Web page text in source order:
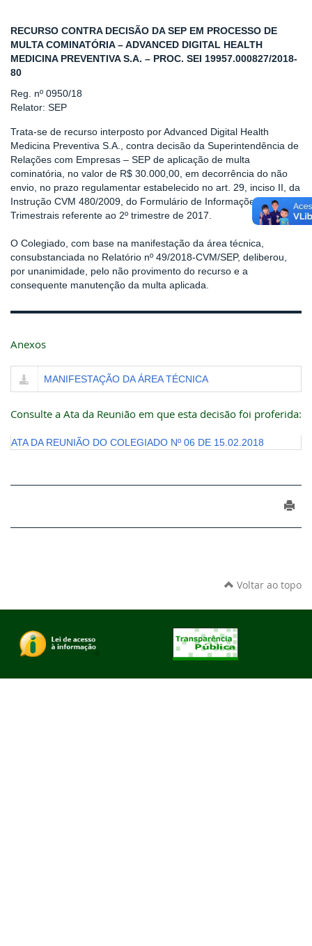
RECURSO CONTRA DECISÃO DA SEP EM PROCESSO DE
MULTA COMINATÓRIA – ADVANCED DIGITAL HEALTH
MEDICINA PREVENTIVA S.A. – PROC. SEI 19957.000827/2018-
80
Reg. nº 0950/18
Relator: SEP
Trata-se de recurso interposto por Advanced Digital Health
Medicina Preventiva S.A., contra decisão da Superintendência de
Relações com Empresas – SEP de aplicação de multa
cominatória, no valor de R$ 30.000,00, em decorrência do não
envio, no prazo regulamentar estabelecido no art. 29, inciso II, da
Instrução CVM 480/2009, do Formulário de Informações
Trimestrais referente ao 2º trimestre de 2017.
O Colegiado, com base na manifestação da área técnica,
consubstanciada no Relatório nº 49/2018-CVM/SEP, deliberou,
por unanimidade, pelo não provimento do recurso e a
consequente manutenção da multa aplicada.
Anexos
MANIFESTAÇÃO DA ÁREA TÉCNICA
Consulte a Ata da Reunião em que esta decisão foi proferida:
ATA DA REUNIÃO DO COLEGIADO Nº 06 DE 15.02.2018
Voltar ao topo